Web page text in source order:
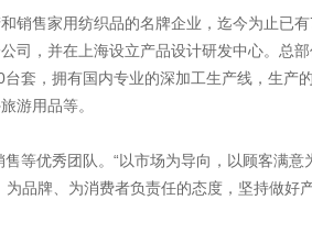
销售家用纺织品的名牌企业，迄今为止已
司，并在上海设立产品设计研发中心。总
套，拥有国内专业的深加工生产线，生产
游用品等。
等优秀团队。“以市场为导向，以顾客满意
品牌、为消费者负责任的态度，坚持做好产